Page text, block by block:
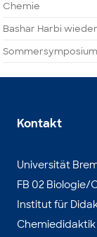
Chemie
Bashar Harbi
Kontakt
Universität
FB 02 Biologie/
Institut für
Chemiedidaktik